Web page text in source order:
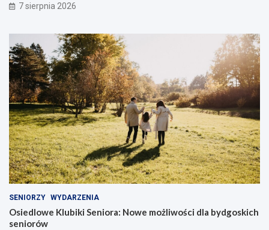
7 sierpnia 2026
SENIORZY WYDARZENIA
Osiedlowe Klubiki Seniora: Nowe możliwości dla bydgoskich
seniorów